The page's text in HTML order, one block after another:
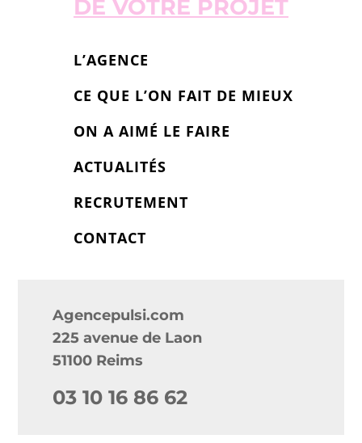
DE VOTRE PROJET
L’AGENCE
CE QUE L’ON FAIT DE MIEUX
ON A AIMÉ LE FAIRE
ACTUALITÉS
RECRUTEMENT
CONTACT
Agencepulsi.com
225 avenue de Laon
51100 Reims
03 10 16 86 62